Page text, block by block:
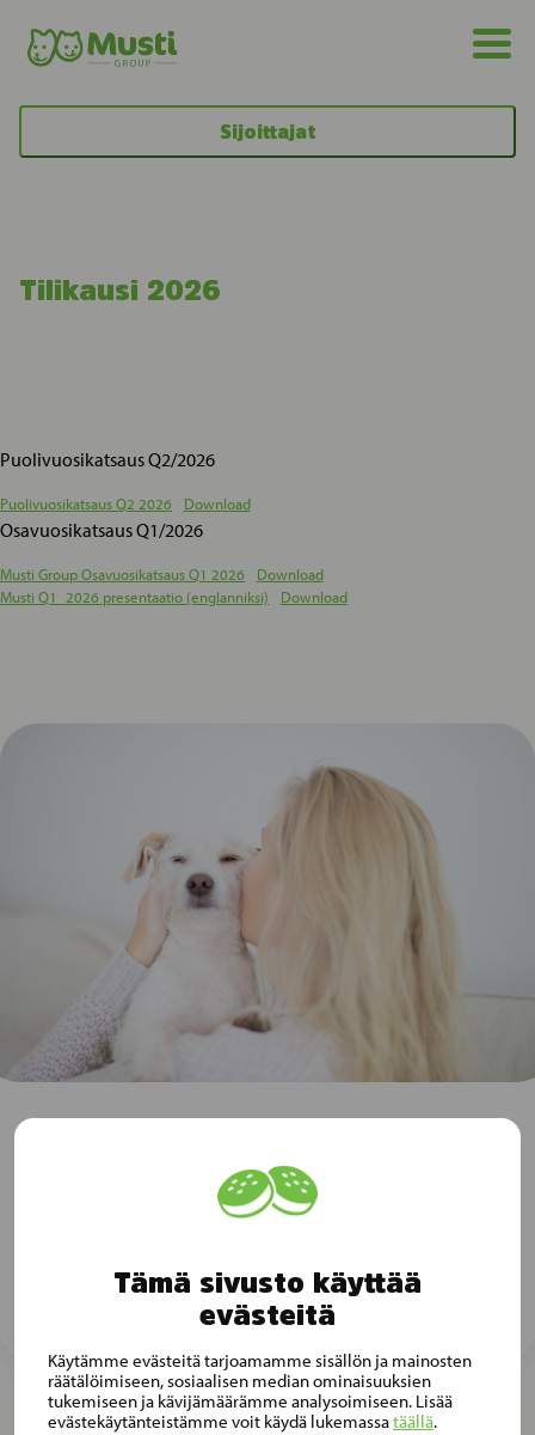
Tämä sivusto käyttää
evästeitä
Käytämme evästeitä tarjoamamme sisällön ja mainosten
räätälöimiseen, sosiaalisen median ominaisuuksien
tukemiseen ja kävijämäärämme analysoimiseen. Lisää
evästekäytänteistämme voit käydä lukemassatäällä.
Sijoittajat
Tilikausi 2026
Puolivuosikatsaus Q2/2026
Puolivuosikatsaus Q2 2026 Download
Osavuosikatsaus Q1/2026
Musti Group Osavuosikatsaus Q1 2026
Download
Musti Q1_2026 presentaatio (englanniksi)
Download
Tilaa Musti Groupin tiedotteet
sähköpostiisi
Tilaa tiedotteet